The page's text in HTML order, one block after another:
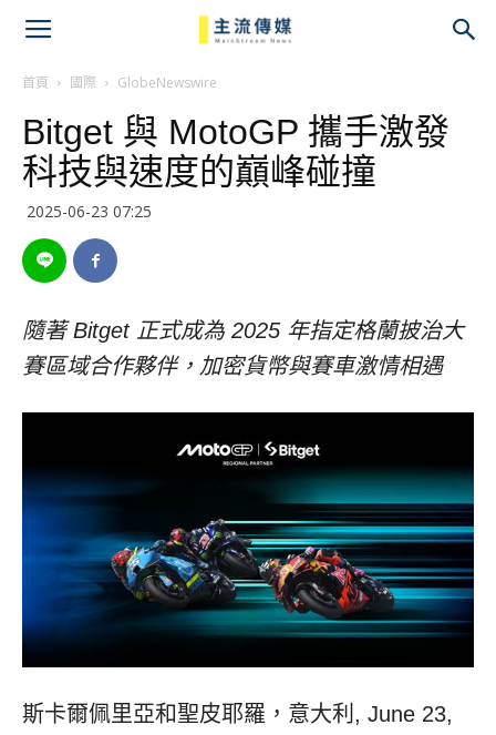
首頁 國際 GlobeNewswire
Bitget 與 MotoGP 攜手激發
科技與速度的巔峰碰撞
2025-06-23 07:25
隨著 Bitget 正式成為 2025 年指定格蘭披治大
賽區域合作夥伴，加密貨幣與賽車激情相遇
斯卡爾佩里亞和聖皮耶羅，意大利, June 23,